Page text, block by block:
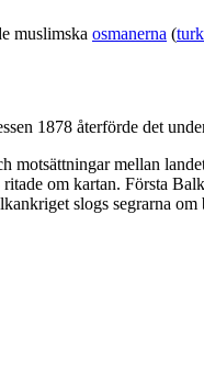
muslimska osmanerna (
1878 återförde det
mellan
om kartan. Första
slogs segrarna